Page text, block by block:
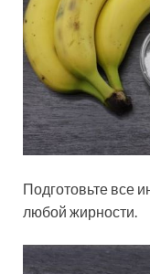
Подготовьте все
любой жирности.